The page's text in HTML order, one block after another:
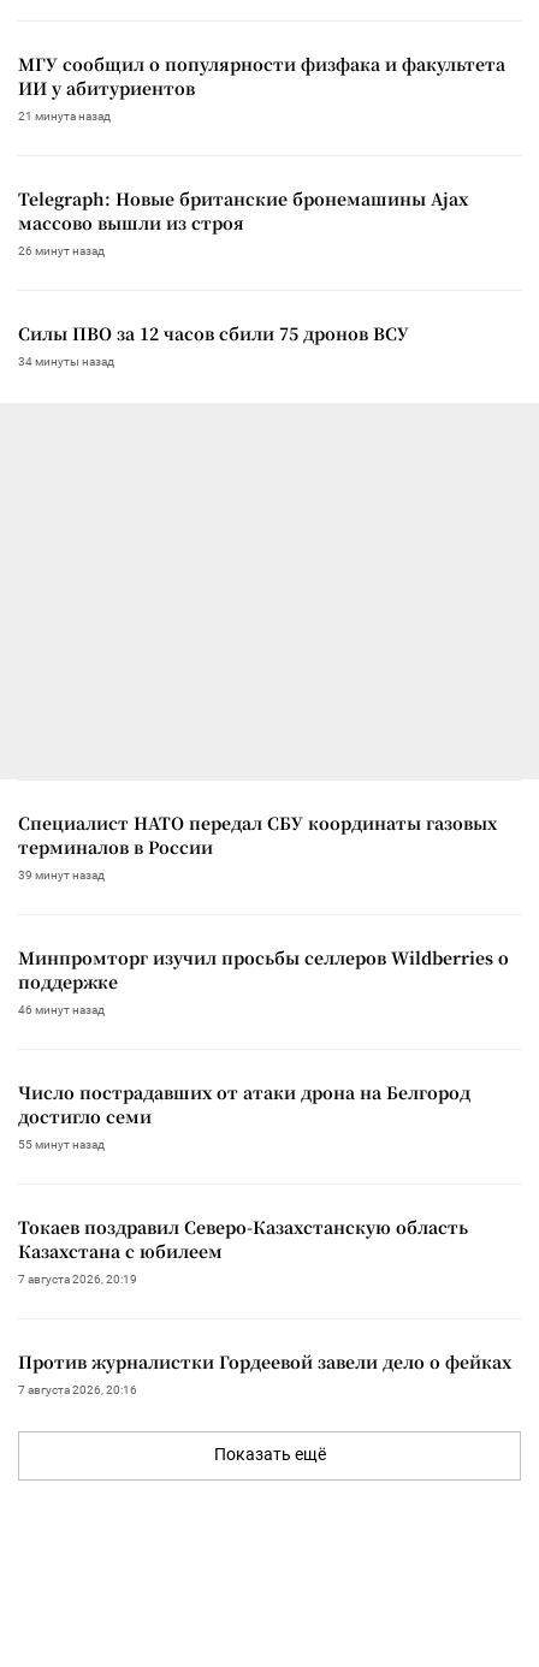
МГУ сообщил о популярности физфака и факультета
ИИ у абитуриентов
21 минута назад
Telegraph: Новые британские бронемашины Ajax
массово вышли из строя
26 минут назад
Силы ПВО за 12 часов сбили 75 дронов ВСУ
34 минуты назад
Специалист НАТО передал СБУ координаты газовых
терминалов в России
39 минут назад
Минпромторг изучил просьбы селлеров Wildberries о
поддержке
46 минут назад
Число пострадавших от атаки дрона на Белгород
достигло семи
55 минут назад
Токаев поздравил Северо-Казахстанскую область
Казахстана с юбилеем
7 августа 2026, 20:19
Против журналистки Гордеевой завели дело о фейках
7 августа 2026, 20:16
Показать ещё